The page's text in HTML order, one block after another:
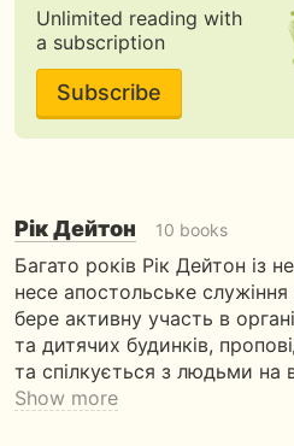
Unlimited reading with
a subscription
Subscribe
Рік Дейтон 10 books
Багато років Рік Дейтон із
несе апостольське служіння
бере активну участь в
та дитячих будинків,
та спілкується з людьми на
Show more